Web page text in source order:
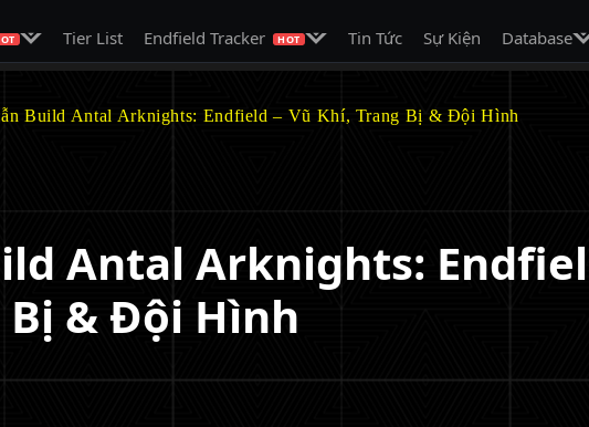
Mở menu con
Tier List Endfield Tracker HOT Mở menu con
Tin Tức Sự Kiện Database
Build Antal Arknights: Endfield – Vũ Khí, Trang Bị & Đội Hình
Antal Arknights:
Bị & Đội Hình